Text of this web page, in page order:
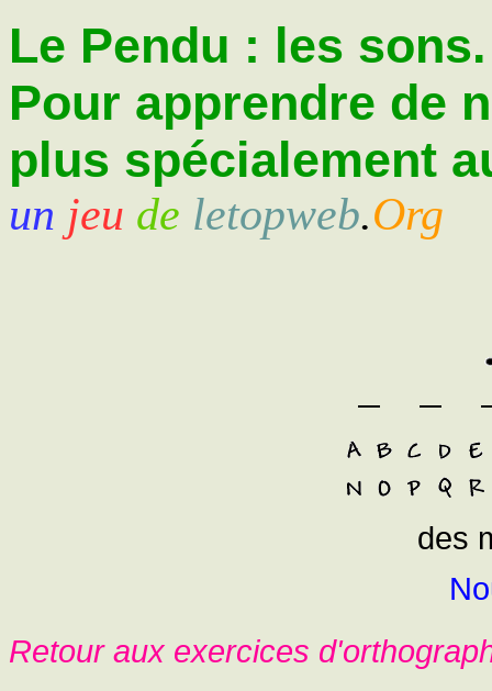
Le Pendu : les sons.
Pour apprendre de
plus spécialement
un jeu de letopweb.Org
des
Retour aux exercices